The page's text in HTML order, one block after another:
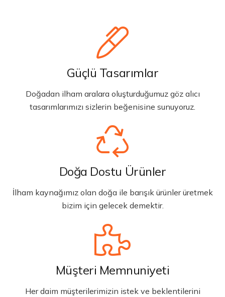
Güçlü Tasarımlar
Doğadan ilham aralara oluşturduğumuz göz alıcı
tasarımlarımızı sizlerin beğenisine sunuyoruz.
Doğa Dostu Ürünler
İlham kaynağımız olan doğa ile barışık ürünler üretmek
bizim için gelecek demektir.
Müşteri Memnuniyeti
Her daim müşterilerimizin istek ve beklentilerini